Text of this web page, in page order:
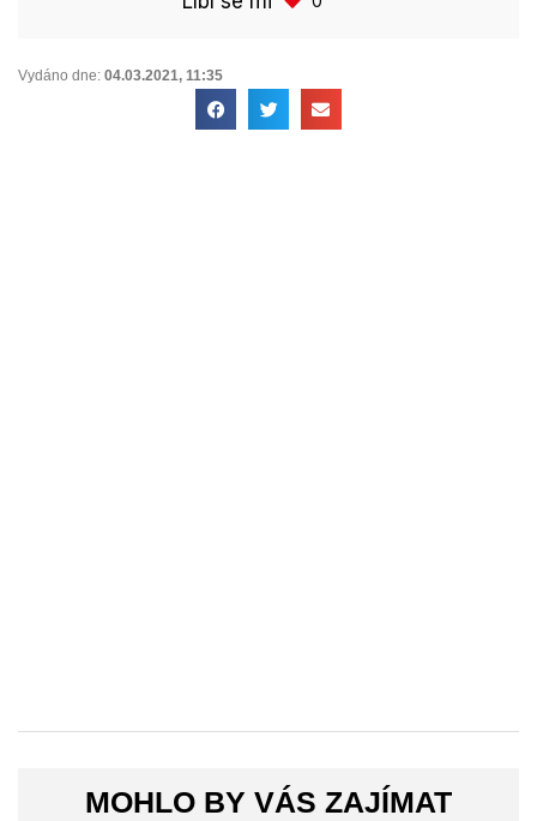
Vydáno dne: 04.03.2021, 11:35
MOHLO BY VÁS ZAJÍMAT